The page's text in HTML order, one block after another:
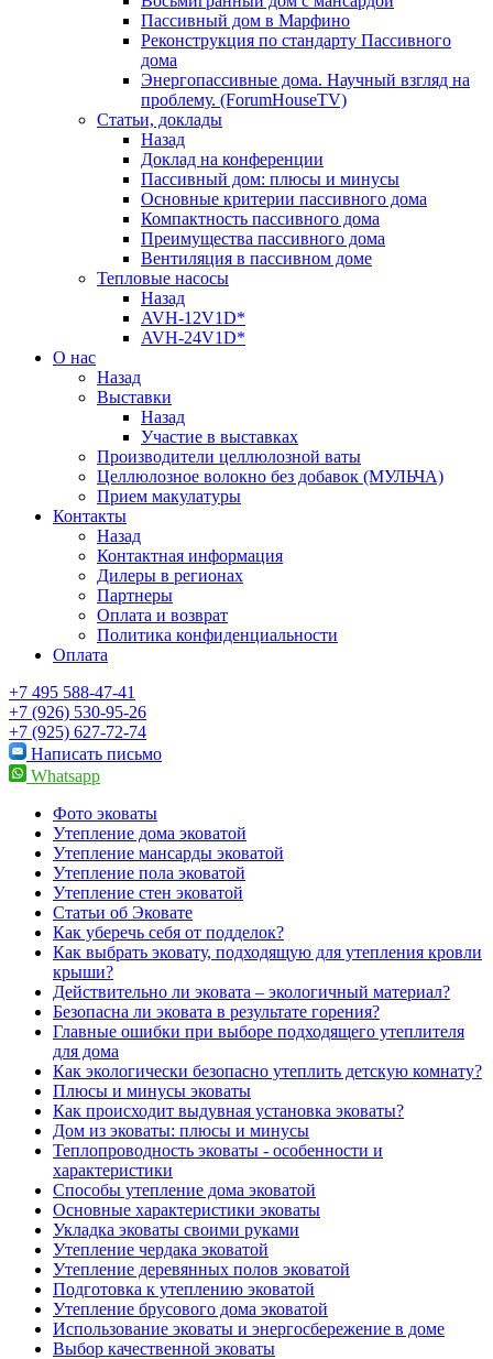
Пассивный дом в Марфино
Реконструкция по стандарту Пассивного
дома
Энергопассивные дома. Научный взгляд на
проблему. (ForumHouseTV)
Статьи, доклады
Назад
Доклад на конференции
Пассивный дом: плюсы и минусы
Основные критерии пассивного дома
Компактность пассивного дома
Преимущества пассивного дома
Вентиляция в пассивном доме
Тепловые насосы
Назад
AVH-12V1D*
AVH-24V1D*
О нас
Назад
Выставки
Назад
Участие в выставках
Производители целлюлозной ваты
Целлюлозное волокно без добавок (МУЛЬЧА)
Прием макулатуры
Контакты
Назад
Контактная информация
Дилеры в регионах
Партнеры
Оплата и возврат
Политика конфиденциальности
Оплата
+7 495 588-47-41
+7 (926) 530-95-26
+7 (925) 627-72-74
Написать письмо
Whatsapp
Фото эковаты
Утепление дома эковатой
Утепление мансарды эковатой
Утепление пола эковатой
Утепление стен эковатой
Статьи об Эковате
Как уберечь себя от подделок?
Как выбрать эковату, подходящую для утепления кровли
крыши?
Действительно ли эковата – экологичный материал?
Безопасна ли эковата в результате горения?
Главные ошибки при выборе подходящего утеплителя
для дома
Как экологически безопасно утеплить детскую комнату?
Плюсы и минусы эковаты
Как происходит выдувная установка эковаты?
Дом из эковаты: плюсы и минусы
Теплопроводность эковаты - особенности и
характеристики
Способы утепление дома эковатой
Основные характеристики эковаты
Укладка эковаты своими руками
Утепление чердака эковатой
Утепление деревянных полов эковатой
Подготовка к утеплению эковатой
Утепление брусового дома эковатой
Использование эковаты и энергосбережение в доме
Выбор качественной эковаты